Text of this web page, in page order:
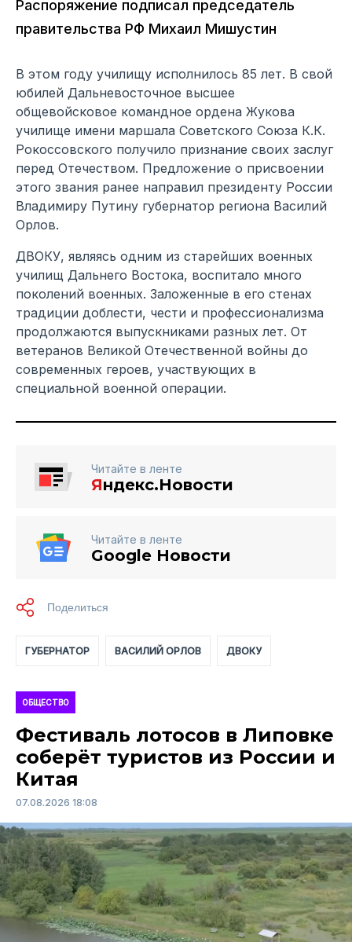
Распоряжение подписал председатель
правительства РФ Михаил Мишустин
В этом году училищу исполнилось 85 лет. В свой
юбилей Дальневосточное высшее
общевойсковое командное ордена Жукова
училище имени маршала Советского Союза К.К.
Рокоссовского получило признание своих заслуг
перед Отечеством. Предложение о присвоении
этого звания ранее направил президенту России
Владимиру Путину губернатор региона Василий
Орлов.
ДВОКУ, являясь одним из старейших военных
училищ Дальнего Востока, воспитало много
поколений военных. Заложенные в его стенах
традиции доблести, чести и профессионализма
продолжаются выпускниками разных лет. От
ветеранов Великой Отечественной войны до
современных героев, участвующих в
специальной военной операции.
Читайте в ленте
Яндекс.Новости
Читайте в ленте
Google Новости
ГУБЕРНАТОР ВАСИЛИЙ ОРЛОВ ДВОКУ
ОБЩЕСТВО
Фестиваль лотосов в Липовке
соберёт туристов из России и
Китая
07.08.2026 18:08